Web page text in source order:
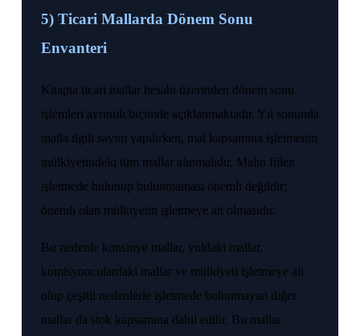
5) Ticari Mallarda Dönem Sonu
Envanteri
Kitapta ticari mallar hesabı üzerinden dönem sonu
işlemleri ayrıntılı biçimde açıklanmaktadır. Yıl sonunda
malla ilgili sayım yapılırken, mal kapsamına işletmenin
mülkiyetindeki tüm mallar alınmalıdır. Malın fiilen
işletmede bulunup bulunmaması önemli değildir;
önemli olan mülkiyetin işletmeye ait olmasıdır.
Bu nedenle konsinye mallar, yoldaki mallar,
komisyonculardaki mallar ve mülkiyeti işletmeye ait
olup çeşitli nedenlerle işletmede bulunmayan diğer
mallar da stok kapsamına dahil edilir. Bu mallar